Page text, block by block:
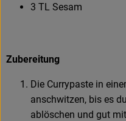
3 TL Sesam
Zubereitung
Die Currypaste in
anschwitzen, bis es
ablöschen und gut